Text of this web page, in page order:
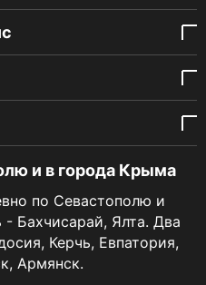
и в города Крыма
по Севастополю и
Бахчисарай, Ялта. Два
Керчь, Евпатория,
Армянск.